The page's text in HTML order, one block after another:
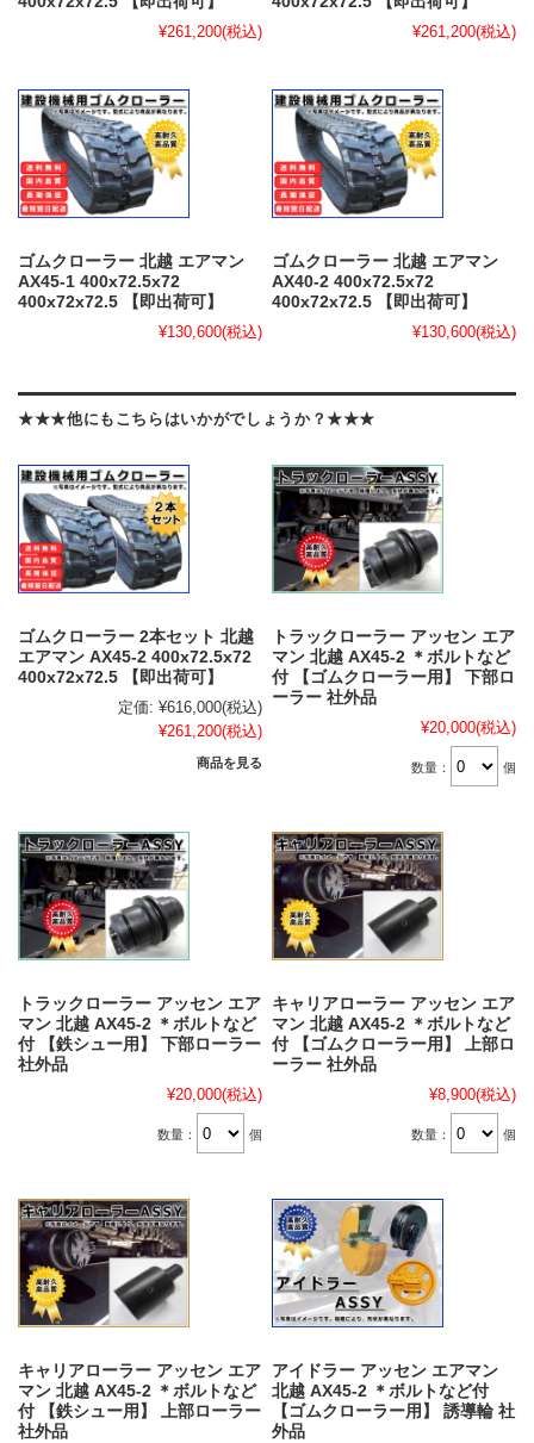
¥261,200(税込)
¥261,200(税込)
ゴムクローラー 北越 エアマン
AX45-1 400x72.5x72
400x72x72.5 【即出荷可】
¥130,600(税込)
ゴムクローラー 北越 エアマン
AX40-2 400x72.5x72
400x72x72.5 【即出荷可】
¥130,600(税込)
★★★他にもこちらはいかがでしょうか？★★★
ゴムクローラー 2本セット 北越
エアマン AX45-2 400x72.5x72
400x72x72.5 【即出荷可】
定価: ¥616,000(税込)
¥261,200(税込)
商品を見る
トラックローラー アッセン エア
マン 北越 AX45-2 ＊ボルトなど
付 【ゴムクローラー用】 下部ロ
ーラー 社外品
¥20,000(税込)
数量： 個
トラックローラー アッセン エア
マン 北越 AX45-2 ＊ボルトなど
付 【鉄シュー用】 下部ローラー
社外品
¥20,000(税込)
数量： 個
キャリアローラー アッセン エア
マン 北越 AX45-2 ＊ボルトなど
付 【ゴムクローラー用】 上部ロ
ーラー 社外品
¥8,900(税込)
数量： 個
キャリアローラー アッセン エア
マン 北越 AX45-2 ＊ボルトなど
付 【鉄シュー用】 上部ローラー
社外品
アイドラー アッセン エアマン
北越 AX45-2 ＊ボルトなど付
【ゴムクローラー用】 誘導輪 社
外品